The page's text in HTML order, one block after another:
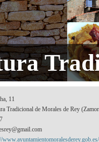
11
Tradicional de Morales de Rey